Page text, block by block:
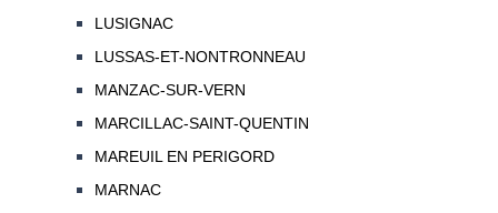
LUSIGNAC
LUSSAS-ET-NONTRONNEAU
MANZAC-SUR-VERN
MARCILLAC-SAINT-QUENTIN
MAREUIL EN PERIGORD
MARNAC